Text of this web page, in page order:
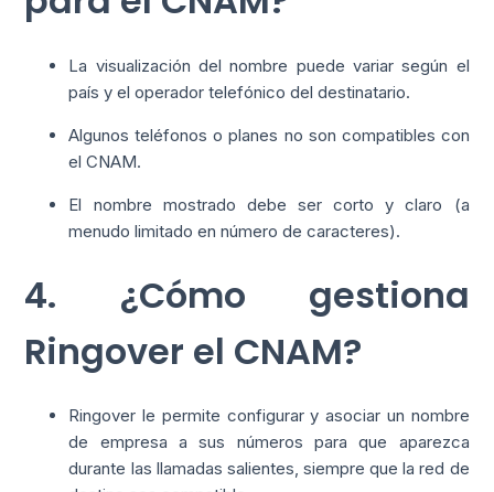
La visualización del nombre puede variar según el
país y el operador telefónico del destinatario.
Algunos teléfonos o planes no son compatibles con
el CNAM.
El nombre mostrado debe ser corto y claro (a
menudo limitado en número de caracteres).
4. ¿Cómo gestiona
Ringover el CNAM?
Ringover le permite configurar y asociar un nombre
de empresa a sus números para que aparezca
durante las llamadas salientes, siempre que la red de